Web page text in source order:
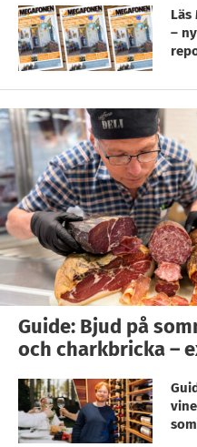
Läs
–
Guide: Bjud på
och charkbricka –